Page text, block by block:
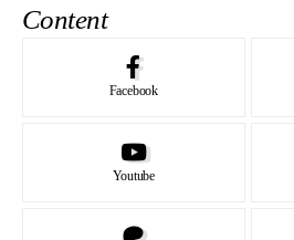
Content
Facebook
Youtube